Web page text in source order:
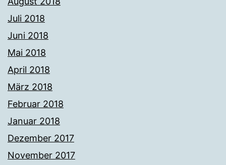
Juli 2018
Juni 2018
Mai 2018
April 2018
März 2018
Februar 2018
Januar 2018
Dezember 2017
November 2017